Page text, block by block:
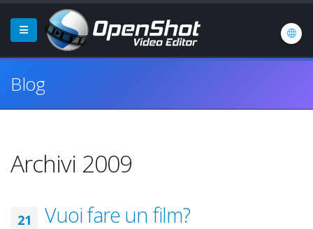
Blog
Archivi 2009
21 Vuoi fare un film?